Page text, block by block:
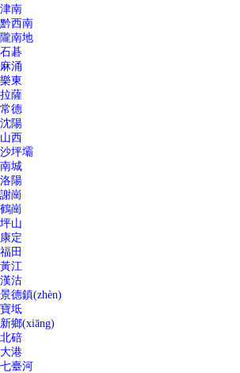
津南
黔西南
隴南地
石碁
麻涌
樂東
拉薩
常德
沈陽
山西
沙坪壩
南城
洛陽
謝崗
鶴崗
坪山
康定
福田
黃江
漢沽
景德鎮(zhèn)
寶坻
新鄉(xiāng)
北碚
大港
七臺河